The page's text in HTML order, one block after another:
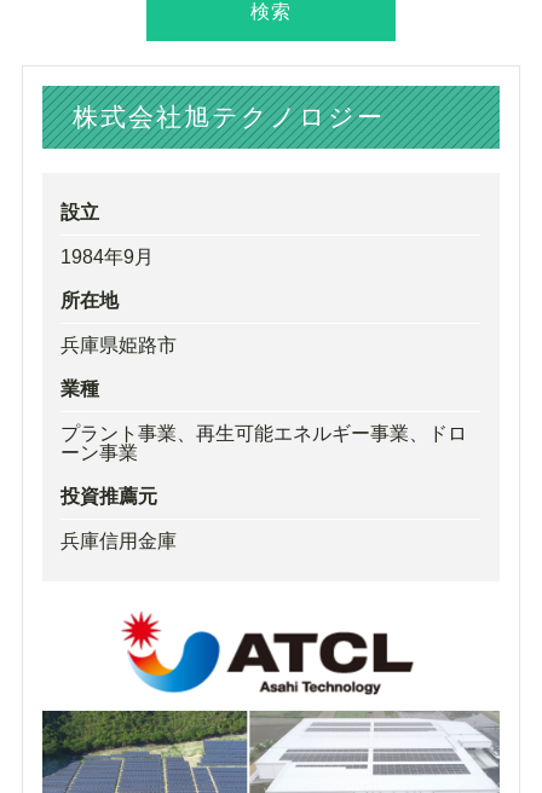
株式会社旭テクノロジー
設立
1984年9月
所在地
兵庫県姫路市
業種
プラント事業、再生可能エネルギー事業、ドロ
ーン事業
投資推薦元
兵庫信用金庫